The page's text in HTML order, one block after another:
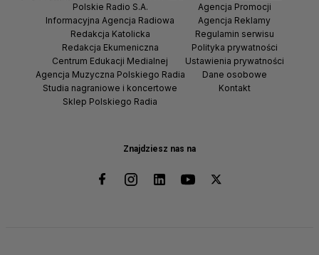
Znajdziesz nas na
Polskie Radio S.A.
Informacyjna Agencja Radiowa
Redakcja Katolicka
Redakcja Ekumeniczna
Centrum Edukacji Medialnej
Agencja Muzyczna Polskiego Radia
Studia nagraniowe i koncertowe
Sklep Polskiego Radia
Agencja Promocji
Agencja Reklamy
Regulamin serwisu
Polityka prywatności
Ustawienia prywatności
Dane osobowe
Kontakt